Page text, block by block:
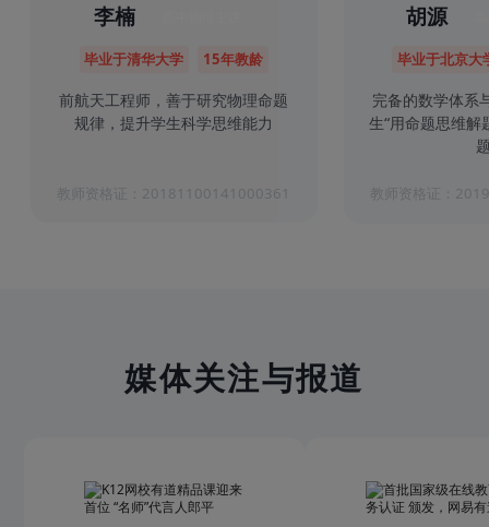
李楠
毕业于清华大学 15年教龄
前航天工程师，善于研究物理命题
规律，提升学生科学思维能力
教师资格证：20181100141000361
胡源
毕业于北京大
完备的数学体系
生“用命题思维
教师资格证：
媒体关注与报道